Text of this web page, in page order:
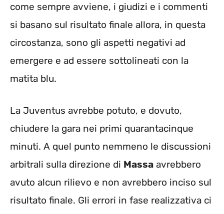
come sempre avviene, i giudizi e i commenti
si basano sul risultato finale allora, in questa
circostanza, sono gli aspetti negativi ad
emergere e ad essere sottolineati con la
matita blu.
La Juventus avrebbe potuto, e dovuto,
chiudere la gara nei primi quarantacinque
minuti. A quel punto nemmeno le discussioni
arbitrali sulla direzione di Massa avrebbero
avuto alcun rilievo e non avrebbero inciso sul
risultato finale. Gli errori in fase realizzativa ci